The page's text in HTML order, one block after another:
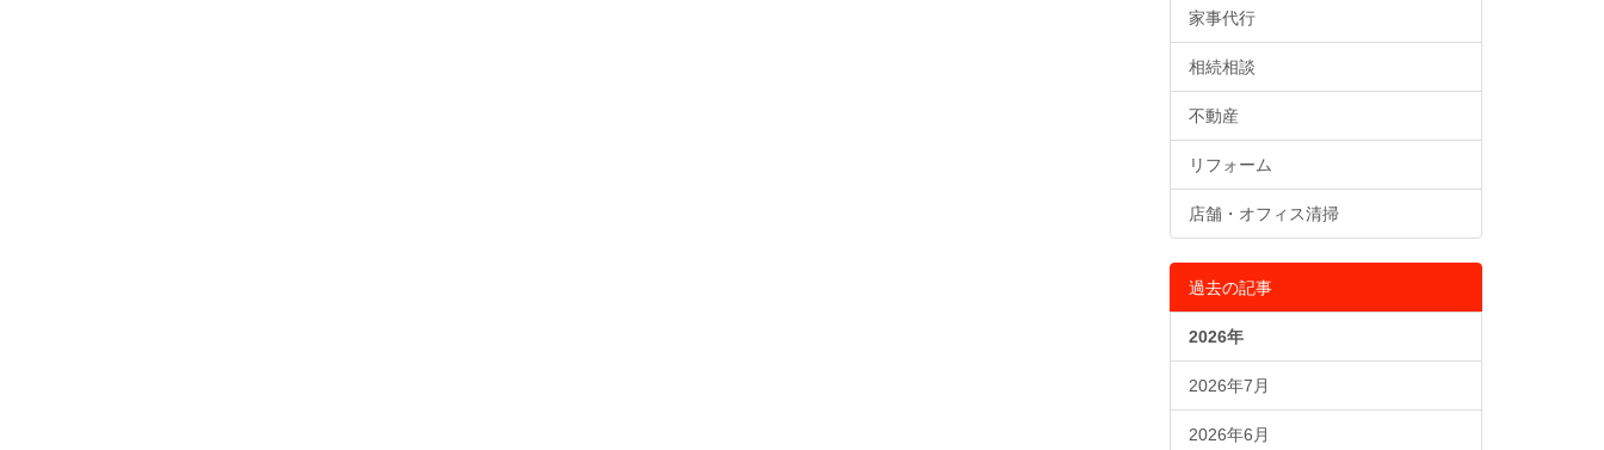
家事代行
相続相談
不動産
リフォーム
店舗・オフィス清掃
過去の記事
2026年
2026年7月
2026年6月